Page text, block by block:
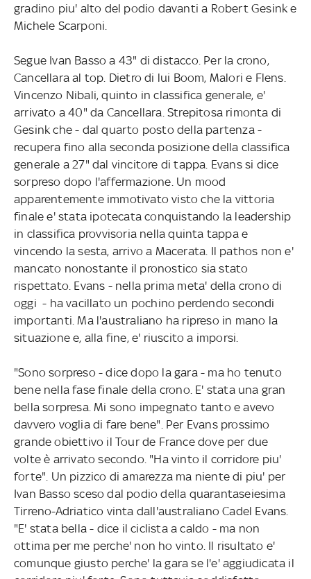
gradino piu' alto del podio davanti a Robert Gesink e
Michele Scarponi.
Segue Ivan Basso a 43" di distacco. Per la crono,
Cancellara al top. Dietro di lui Boom, Malori e Flens.
Vincenzo Nibali, quinto in classifica generale, e'
arrivato a 40" da Cancellara. Strepitosa rimonta di
Gesink che - dal quarto posto della partenza -
recupera fino alla seconda posizione della classifica
generale a 27" dal vincitore di tappa. Evans si dice
sorpreso dopo l'affermazione. Un mood
apparentemente immotivato visto che la vittoria
finale e' stata ipotecata conquistando la leadership
in classifica provvisoria nella quinta tappa e
vincendo la sesta, arrivo a Macerata. Il pathos non e'
mancato nonostante il pronostico sia stato
rispettato. Evans - nella prima meta' della crono di
oggi - ha vacillato un pochino perdendo secondi
importanti. Ma l'australiano ha ripreso in mano la
situazione e, alla fine, e' riuscito a imporsi.
"Sono sorpreso - dice dopo la gara - ma ho tenuto
bene nella fase finale della crono. E' stata una gran
bella sorpresa. Mi sono impegnato tanto e avevo
davvero voglia di fare bene". Per Evans prossimo
grande obiettivo il Tour de France dove per due
volte è arrivato secondo. "Ha vinto il corridore piu'
forte". Un pizzico di amarezza ma niente di piu' per
Ivan Basso sceso dal podio della quarantaseiesima
Tirreno-Adriatico vinta dall'australiano Cadel Evans.
"E' stata bella - dice il ciclista a caldo - ma non
ottima per me perche' non ho vinto. Il risultato e'
comunque giusto perche' la gara se l'e' aggiudicata il